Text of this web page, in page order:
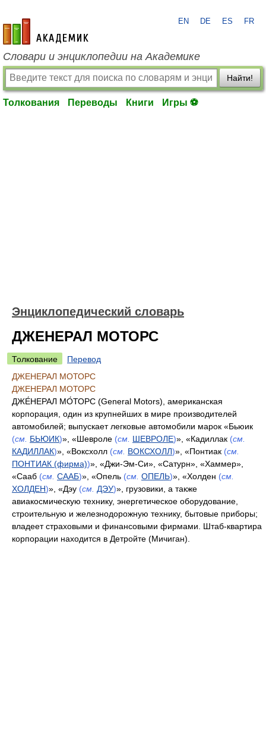
academic.ru
EN DE ES FR
Словари и энциклопедии на Академике
Найти!
Толкования Переводы Книги Игры ⚽
Энциклопедический словарь
ДЖЕНЕРАЛ МОТОРС
Толкование
Перевод
ДЖЕНЕРАЛ МОТОРС
ДЖЕНЕРАЛ МОТОРС
ДЖЕ́НЕРАЛ МО́ТОРС (General Motors), американская
корпорация, один из крупнейших в мире производителей
автомобилей; выпускает легковые автомобили марок «Бьюик
(см. БЬЮИК)», «Шевроле (см. ШЕВРОЛЕ)», «Кадиллак (см.
КАДИЛЛАК)», «Воксхолл (см. ВОКСХОЛЛ)», «Понтиак (см.
ПОНТИАК (фирма))», «Джи-Эм-Си», «Сатурн», «Хаммер»,
«Сааб (см. СААБ)», «Опель (см. ОПЕЛЬ)», «Холден (см.
ХОЛДЕН)», «Дэу (см. ДЭУ)», грузовики, а также
авиакосмическую технику, энергетическое оборудование,
строительную и железнодорожную технику, бытовые приборы;
владеет страховыми и финансовыми фирмами. Штаб-квартира
корпорации находится в Детройте (Мичиган).